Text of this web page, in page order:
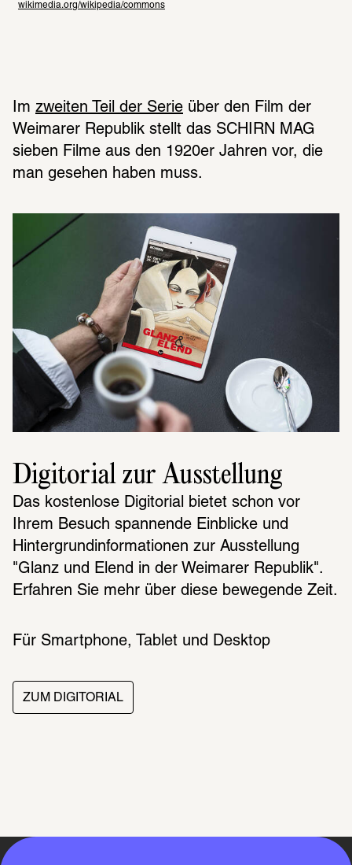
wikimedia.org/wikipedia/commons
Im zweiten Teil der Serie über den Film der
Weimarer Republik stellt das SCHIRN MAG
sieben Filme aus den 1920er Jahren vor, die
man gesehen haben muss.
Digitorial zur Ausstellung
Das kosten­lose Digi­to­rial bietet schon vor
Ihrem Besuch span­nende Einbli­cke und
Hinter­grund­in­for­ma­tio­nen zur Ausstel­lung
"Glanz und Elend in der Weimarer Republik".
Erfah­ren Sie mehr über diese bewe­gende Zeit.
Für Smart­phone, Tablet und Desk­top
ZUM DIGITORIAL